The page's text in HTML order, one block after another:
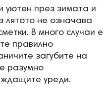
през зимата и
лятото не означава
В много случаи е
правилно
загубите на
разумно
уреди.